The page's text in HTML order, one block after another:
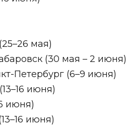
мая)
(30 мая – 2 июня)
Петербург (6–9 июня)
июня)
июня)
июня)